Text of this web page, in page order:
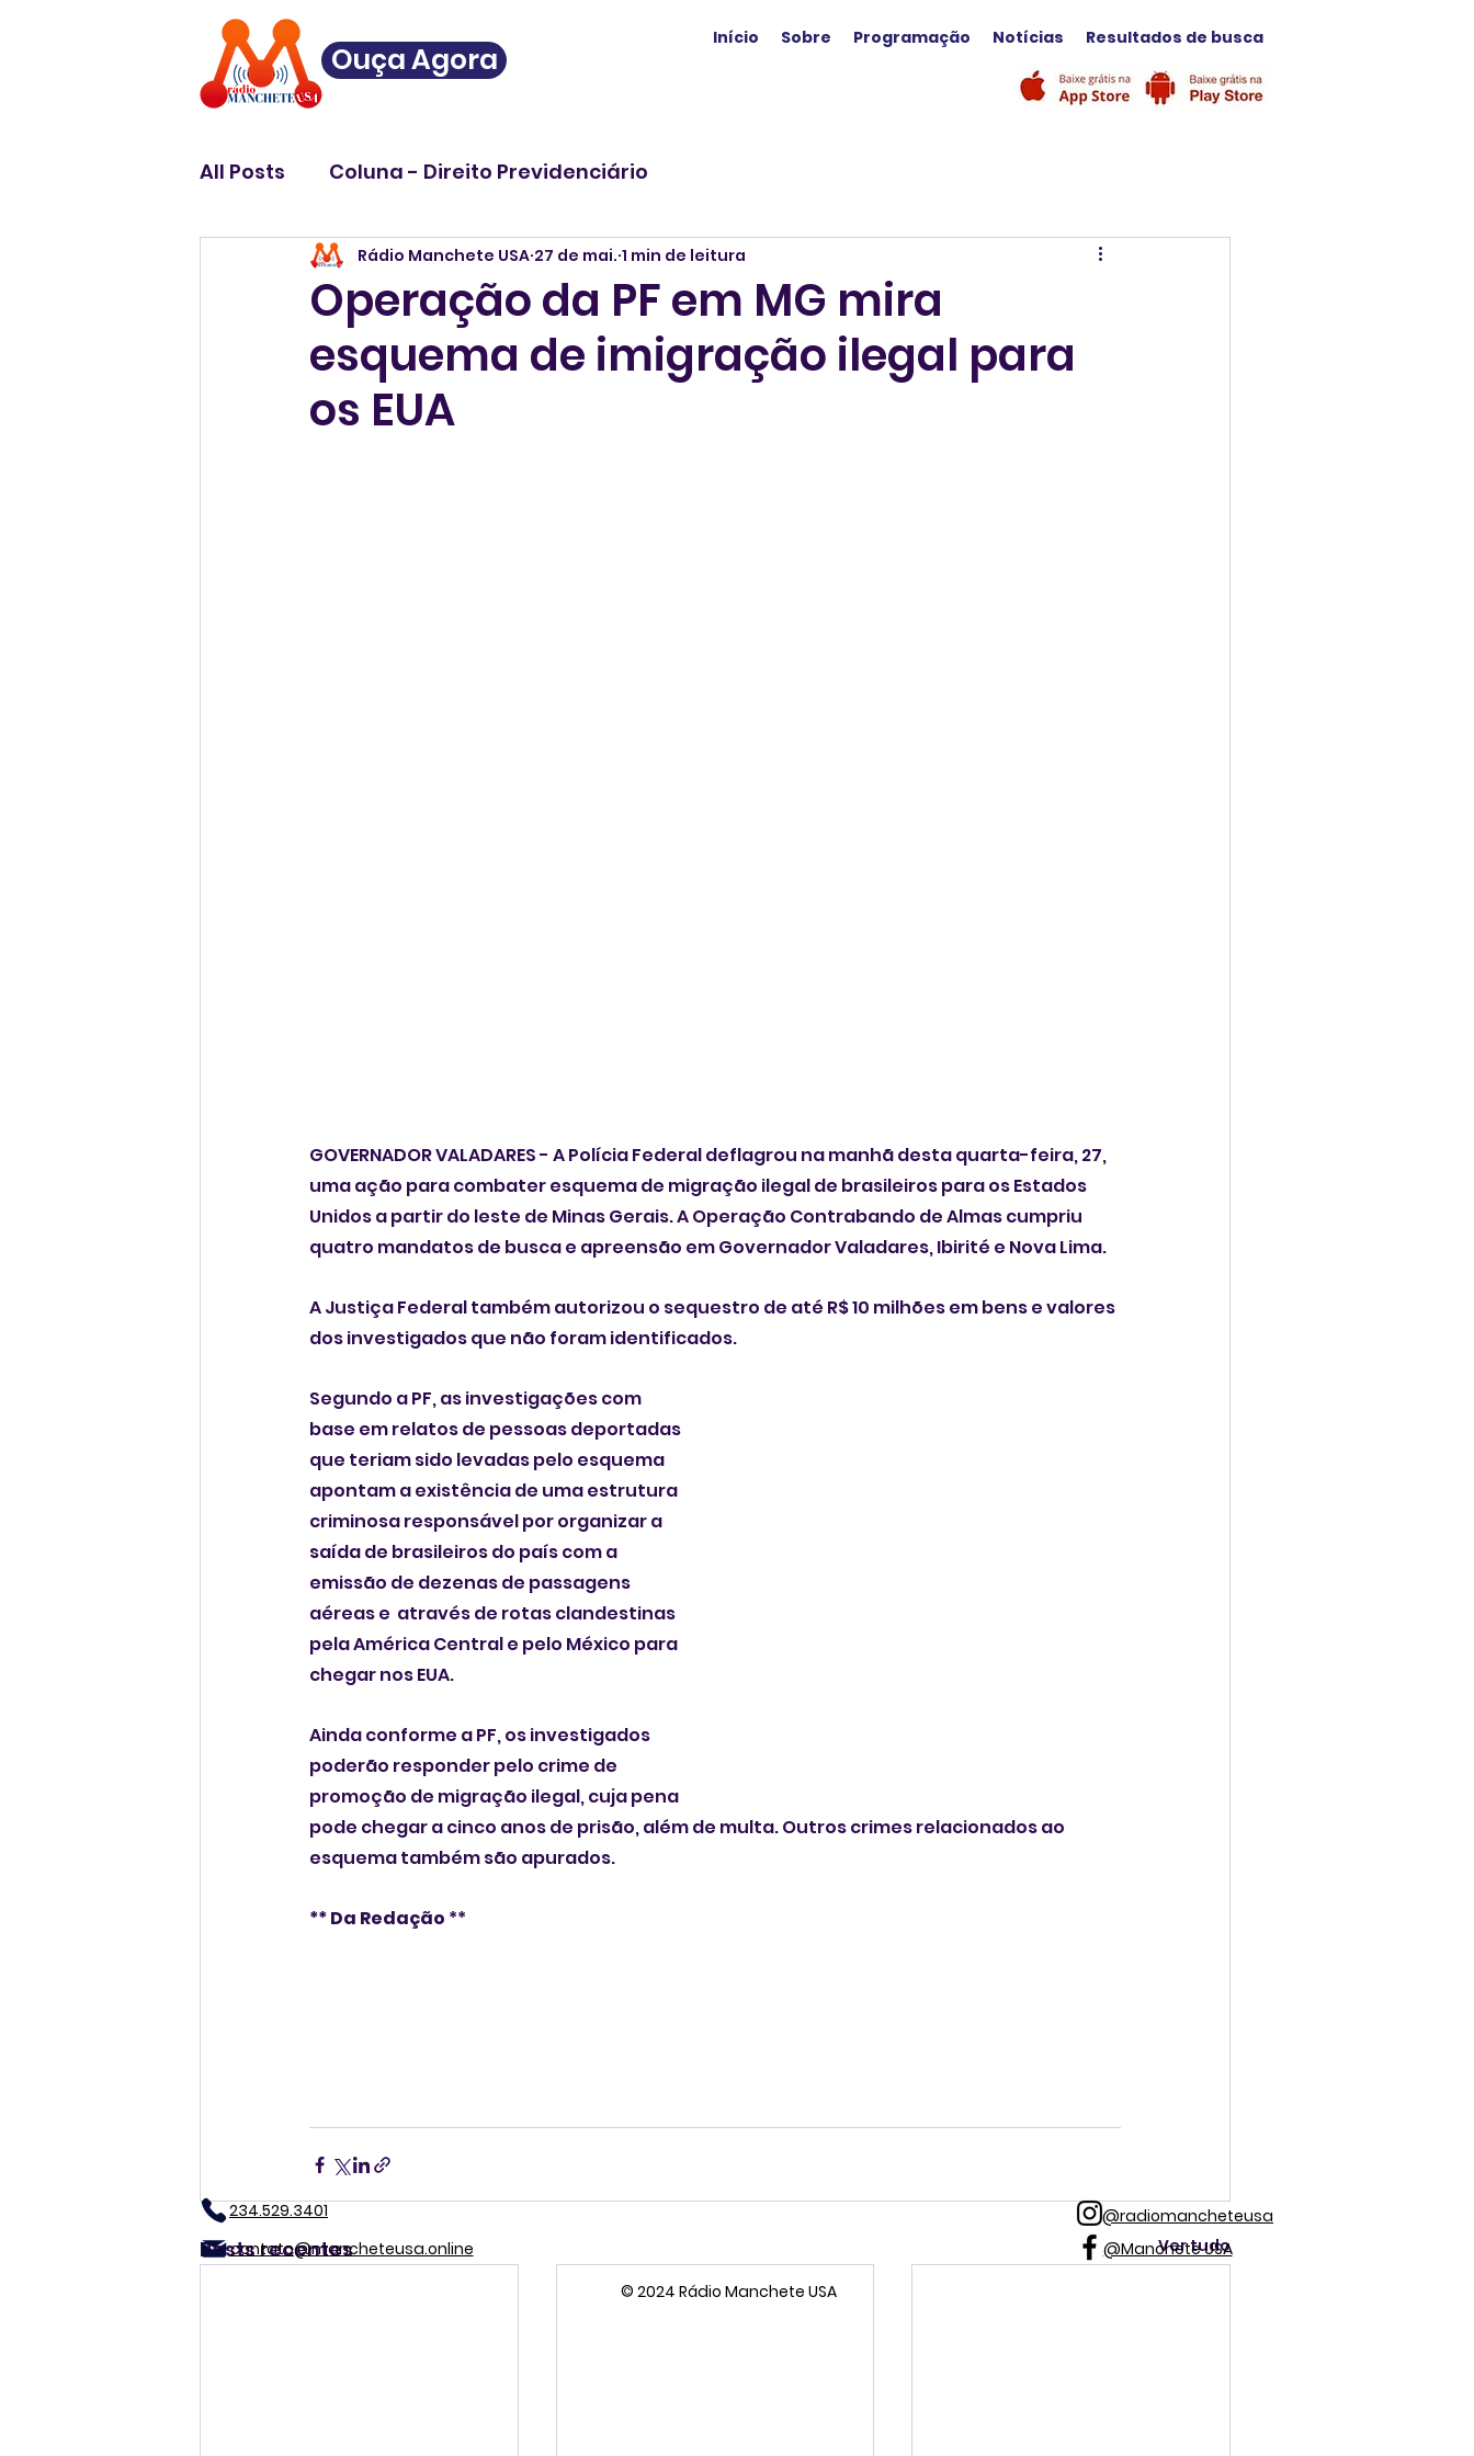
Ouça Agora
Início Sobre Programação Notícias Resultados de busca
All Posts Coluna - Direito Previdenciário
Operação da PF em MG mira
esquema de imigração ilegal para
os EUA
Rádio Manchete USA 27 de mai. 1 min de leitura
GOVERNADOR VALADARES - A Polícia Federal deflagrou na manhã desta quarta-feira, 27,
uma ação para combater esquema de migração ilegal de brasileiros para os Estados
Unidos a partir do leste de Minas Gerais. A Operação Contrabando de Almas cumpriu
quatro mandatos de busca e apreensão em Governador Valadares, Ibirité e Nova Lima.
A Justiça Federal também autorizou o sequestro de até R$ 10 milhões em bens e valores
dos investigados que não foram identificados.
Segundo a PF, as investigações com
base em relatos de pessoas deportadas
que teriam sido levadas pelo esquema
apontam a existência de uma estrutura
criminosa responsável por organizar a
saída de brasileiros do país com a
emissão de dezenas de passagens
aéreas e  através de rotas clandestinas
pela América Central e pelo México para
chegar nos EUA.
Ainda conforme a PF, os investigados
poderão responder pelo crime de
promoção de migração ilegal, cuja pena
pode chegar a cinco anos de prisão, além de multa. Outros crimes relacionados ao
esquema também são apurados.
** Da Redação **
Posts recentes Ver tudo
234.529.3401
contato@mancheteusa.online
@radiomancheteusa
@Manchete USA
© 2024 Rádio Manchete USA